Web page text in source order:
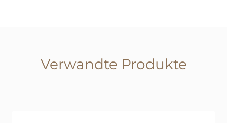
Verwandte Produkte